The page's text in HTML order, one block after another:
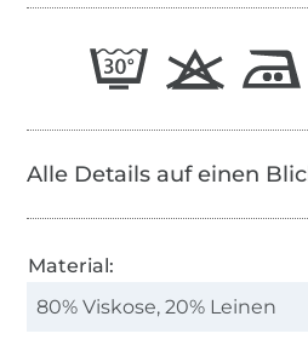
Alle Details auf einen
Material:
80% Viskose, 20% Leinen